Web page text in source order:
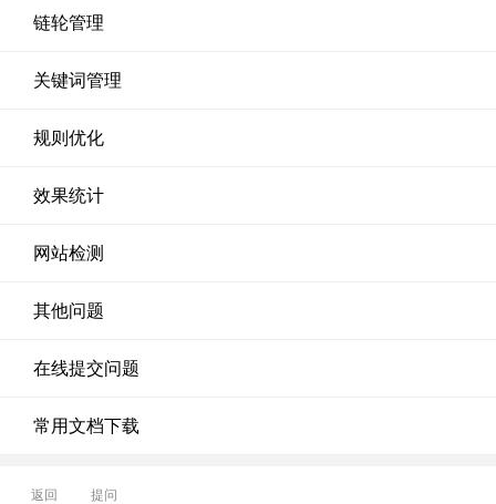
链轮管理
关键词管理
规则优化
效果统计
网站检测
其他问题
在线提交问题
常用文档下载
返回 提问